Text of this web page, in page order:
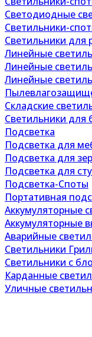
Светодиодные
Светильники-
Светильники для
Линейные
Линейные
Линейные
Складские
Светильники для
Подсветка
Подсветка для
Подсветка для
Подсветка для
Подсветка-Споты
Портативная
Аккумуляторные
Аккумуляторные
Аварийные
Светильники
Светильники с
Карданные
Уличные